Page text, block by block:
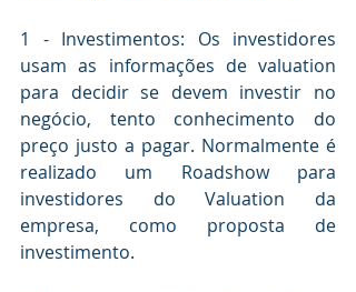
1 - Investimentos: Os investidores
usam as informações de valuation
para decidir se devem investir no
negócio, tento conhecimento do
preço justo a pagar. Normalmente é
realizado um Roadshow para
investidores do Valuation da
empresa, como proposta de
investimento.